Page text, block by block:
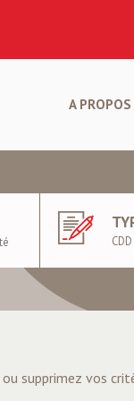
A PROPOS
supprimez vos